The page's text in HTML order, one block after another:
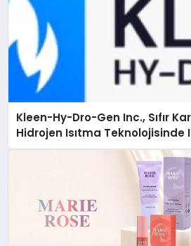
Kleen-Hy-Dro-Gen Inc., Sıfır
Hidrojen Isıtma Teknolojisinde
Düzenleyici Onaylarını Aldı